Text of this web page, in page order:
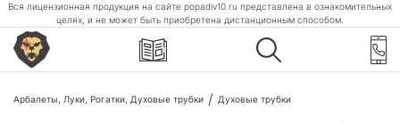
Вся лицензионная продукция на сайте popadiv10.ru представлена в ознакомительных
целях, и не может быть приобретена дистанционным способом.
Арбалеты, Луки, Рогатки, Духовые трубки Духовые трубки